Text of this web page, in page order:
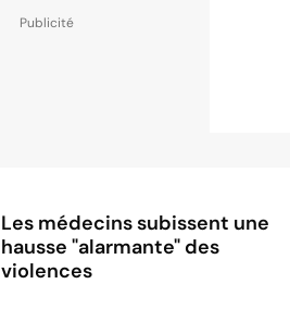
Les médecins subissent une
hausse "alarmante" des
violences